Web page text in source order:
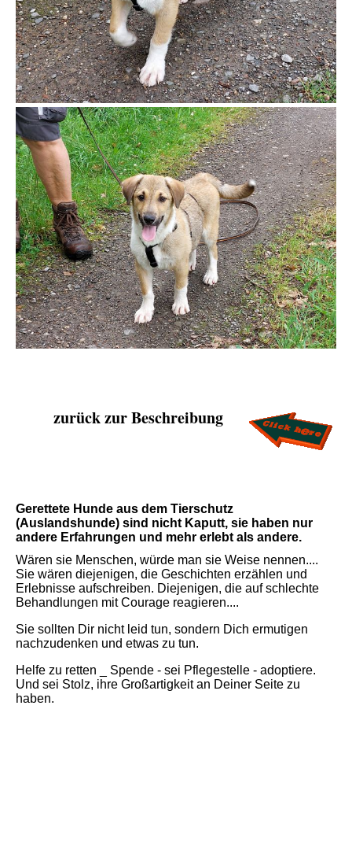
zurück zur Beschreibung
Gerettete Hunde aus dem Tierschutz
(Auslandshunde) sind nicht Kaputt, sie haben nur
andere Erfahrungen und mehr erlebt als andere.
Wären sie Menschen, würde man sie Weise nennen....
Sie wären diejenigen, die Geschichten erzählen und
Erlebnisse aufschreiben. Diejenigen, die auf schlechte
Behandlungen mit Courage reagieren....
Sie sollten Dir nicht leid tun, sondern Dich ermutigen
nachzudenken und etwas zu tun.
Helfe zu retten _ Spende - sei Pflegestelle - adoptiere.
Und sei Stolz, ihre Großartigkeit an Deiner Seite zu
haben.